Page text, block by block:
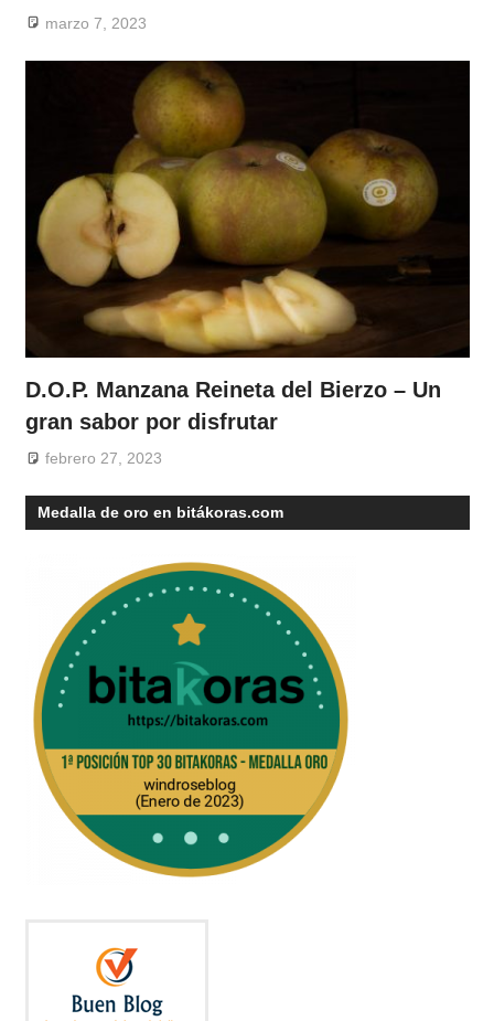
marzo 7, 2023
D.O.P. Manzana Reineta del Bierzo – Un
gran sabor por disfrutar
febrero 27, 2023
Medalla de oro en bitákoras.com